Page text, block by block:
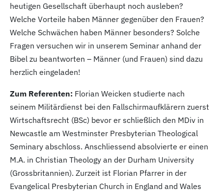
heutigen Gesellschaft überhaupt noch ausleben?
Welche Vorteile haben Männer gegenüber den Frauen?
Welche Schwächen haben Männer besonders? Solche
Fragen versuchen wir in unserem Seminar anhand der
Bibel zu beantworten – Männer (und Frauen) sind dazu
herzlich eingeladen!
Zum Referenten: Florian Weicken studierte nach
seinem Militärdienst bei den Fallschirmaufklärern zuerst
Wirtschaftsrecht (BSc) bevor er schließlich den MDiv in
Newcastle am Westminster Presbyterian Theological
Seminary abschloss. Anschliessend absolvierte er einen
M.A. in Christian Theology an der Durham University
(Grossbritannien). Zurzeit ist Florian Pfarrer in der
Evangelical Presbyterian Church in England and Wales